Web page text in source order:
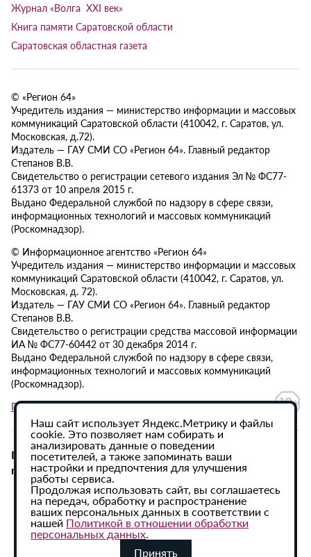
Журнал «Волга XXI век»
Книга памяти Саратовской области
Саратовская областная газета
© «Регион 64»
Учредитель издания — министерство информации и массовых
коммуникаций Саратовской области (410042, г. Саратов, ул.
Московская, д.72).
Издатель — ГАУ СМИ СО «Регион 64». Главный редактор
Степанов В.В.
Свидетельство о регистрации сетевого издания Эл № ФС77-
61373 от 10 апреля 2015 г.
Выдано Федеральной службой по надзору в сфере связи,
информационных технологий и массовых коммуникаций
(Роскомнадзор).
© Информационное агентство «Регион 64»
Учредитель издания — министерство информации и массовых
коммуникаций Саратовской области (410042, г. Саратов, ул.
Московская, д. 72).
Издатель — ГАУ СМИ СО «Регион 64». Главный редактор
Степанов В.В.
Свидетельство о регистрации средства массовой информации
ИА № ФС77-60442 от 30 декабря 2014 г.
Выдано Федеральной службой по надзору в сфере связи,
информационных технологий и массовых коммуникаций
(Роскомнадзор).
Политика в отношении обработки персональных данных
При использовании материалов сайта активная
гиперссылка на ИА «Регион 64» обязательна.
Наш сайт использует Яндекс.Метрику и файлы
cookie. Это позволяет нам собирать и
анализировать данные о поведении
посетителей, а также запоминать ваши
настройки и предпочтения для улучшения
работы сервиса.
Продолжая использовать сайт, вы соглашаетесь
на передач, обработку и распространение
ваших персональных данных в соответствии с
нашей Политикой в отношении обработки
персональных данных.
Принять